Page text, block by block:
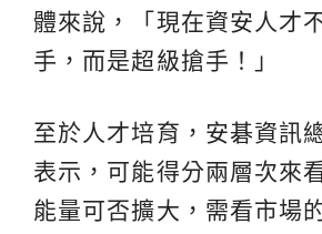
體來說，「現在資安人才
手，而是超級搶手！」
至於人才培育，安碁資訊
表示，可能得分兩層次來
能量可否擴大，需看市場